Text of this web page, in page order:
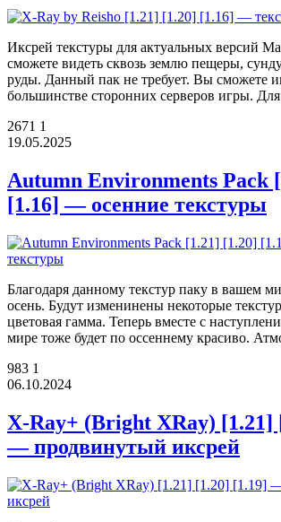
Иксрей текстуры для актуальных версий
сможете видеть сквозь землю пещеры,
руды. Данный пак не требует. Вы сможете
большинстве сторонних серверов игры.
2671 1
19.05.2025
Autumn Environments Pack
[1.16] — осенние текстуры
Благодаря данному текстур паку в вашем
осень. Будут изменинены некоторые
цветовая гамма. Теперь вместе с
мире тоже будет по оссеннему красиво.
983 1
06.10.2024
X-Ray+ (Bright XRay) [1.21]
— продвинутый иксрей